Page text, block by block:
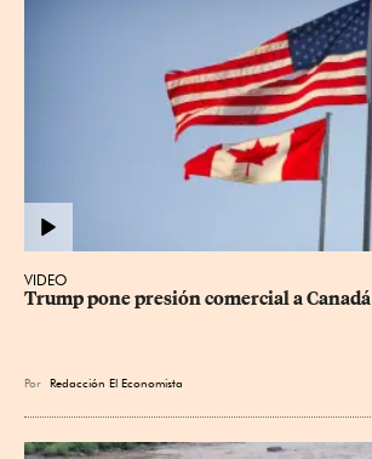
VIDEO
Trump pone presión comercial a Canadá
Por Redacción El Economista